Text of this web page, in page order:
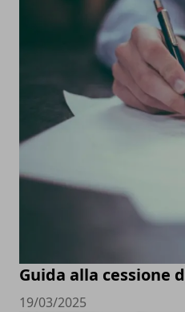
Guida alla cessione
19/03/2025